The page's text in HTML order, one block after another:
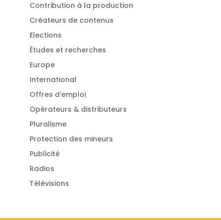
Contribution à la production
Créateurs de contenus
Elections
Études et recherches
Europe
International
Offres d’emploi
Opérateurs & distributeurs
Pluralisme
Protection des mineurs
Publicité
Radios
Télévisions